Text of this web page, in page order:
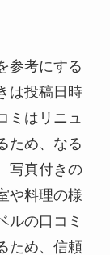
参考にする
は投稿日時
ミはリニュ
ため、なる
写真付きの
や料理の様
ルの口コミ
ため、信頼